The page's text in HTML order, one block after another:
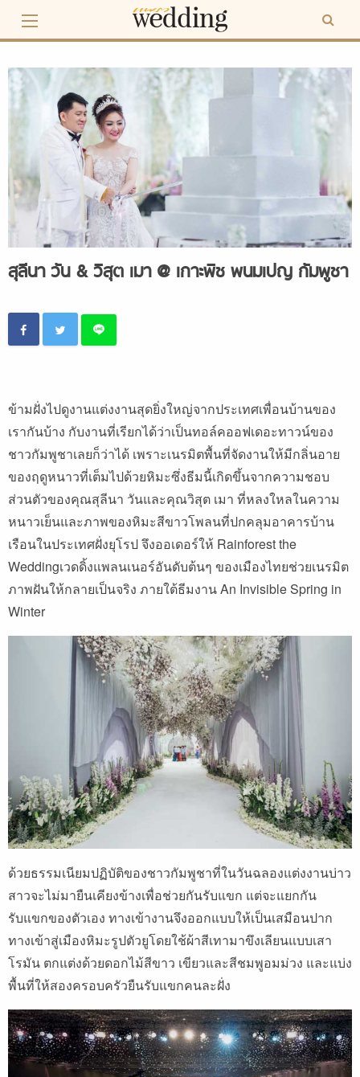
content
สุลีนา วัน & วิสุต เมา @ เกาะพิช พนมเปญ กัมพูชา
ข้ามฝั่งไปดูงานแต่งงานสุดยิ่งใหญ่จากประเทศเพื่อนบ้านของ
เรากันบ้าง กับงานที่เรียกได้ว่าเป็นทอล์คออฟเดอะทาวน์ของ
ชาวกัมพูชาเลยก็ว่าได้ เพราะเนรมิตพื้นที่จัดงานให้มีกลิ่นอาย
ของฤดูหนาวที่เต็มไปด้วยหิมะซึ่งธีมนี้เกิดขึ้นจากความชอบ
ส่วนตัวของคุณสุลีนา วันและคุณวิสุต เมา ที่หลงใหลในความ
หนาวเย็นและภาพของหิมะสีขาวโพลนที่ปกคลุมอาคารบ้าน
เรือนในประเทศฝั่งยุโรป จึงออเดอร์ให้ Rainforest the
Weddingเวดดิ้งแพลนเนอร์อันดับต้นๆ ของเมืองไทยช่วยเนรมิต
ภาพฝันให้กลายเป็นจริง ภายใต้ธีมงาน An Invisible Spring in
Winter
ด้วยธรรมเนียมปฏิบัติของชาวกัมพูชาที่ในวันฉลองแต่งงานบ่าว
สาวจะไม่มายืนเคียงข้างเพื่อช่วยกันรับแขก แต่จะแยกกัน
รับแขกของตัวเอง ทางเข้างานจึงออกแบบให้เป็นเสมือนปาก
ทางเข้าสู่เมืองหิมะรูปตัวยูโดยใช้ผ้าสีเทามาขึงเลียนแบบเสา
โรมัน ตกแต่งด้วยดอกไม้สีขาว เขียวและสีชมพูอมม่วง และแบ่ง
พื้นที่ให้สองครอบครัวยืนรับแขกคนละฝั่ง